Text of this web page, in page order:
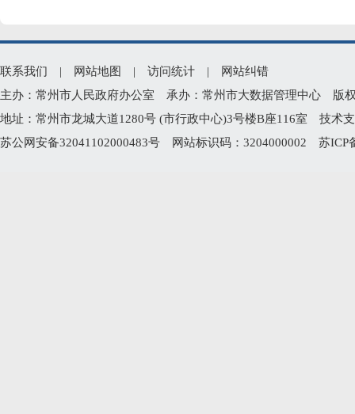
联系我们 | 网站地图 | 访问统计 |
网站纠错
主办：常州市人民政府办公室 承办：常州市大数据管理中心 版
地址：常州市龙城大道1280号 (市行政中心)3号楼B座116室 技术
苏公网安备32041102000483号 网站标识码：3204000002 苏ICP